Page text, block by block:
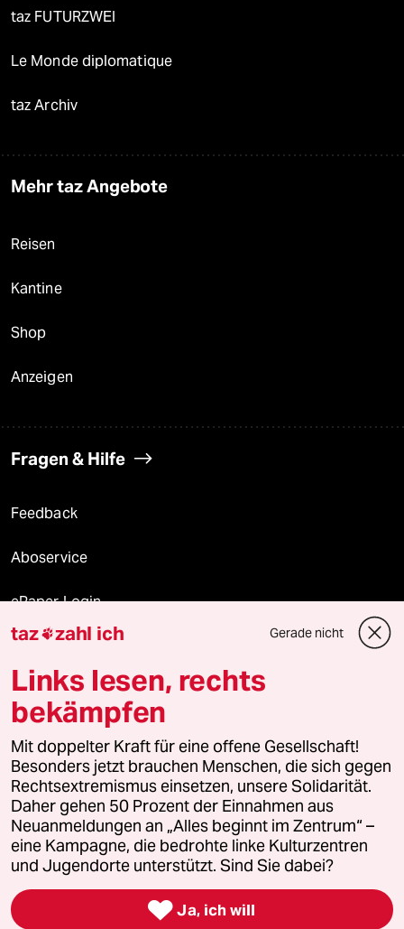
taz FUTURZWEI
Le Monde diplomatique
taz Archiv
Mehr taz Angebote
Reisen
Kantine
Shop
Anzeigen
Fragen & Hilfe
Feedback
Aboservice
ePaper Login
Downloads für Abonnierende
© 2026 taz Verlags und Vertriebs GmbH
Alle Rechte vorbehalten. Bei rechtlichen Fragen oder für Genehmigungen
wenden Sie sich bitte an
lizenzen@taz.de
Feedback Redaktionsstatut Kommune-Richtlinien
Leitlinie Informant Datenschutz Impressum AGB
Seitenwende Einwilligungen widerrufen (Ads)
taz zahl ich Gerade nicht
Links lesen, rechts
bekämpfen
Mit doppelter Kraft für eine offene Gesellschaft!
Besonders jetzt brauchen Menschen, die sich gegen
Rechtsextremismus einsetzen, unsere Solidarität.
Daher gehen 50 Prozent der Einnahmen aus
Neuanmeldungen an „Alles beginnt im Zentrum“ –
eine Kampagne, die bedrohte linke Kulturzentren
und Jugendorte unterstützt. Sind Sie dabei?
 Ja, ich will